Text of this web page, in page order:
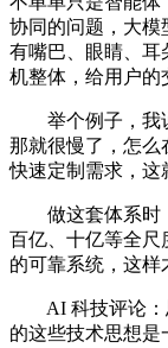
协同的问题，大模
有嘴巴、眼睛、耳
机整体，给用户的
举个例子，我说
那就很慢了，怎么
快速定制需求，这
做这套体系时，
百亿、十亿等全尺
的可靠系统，这样
AI 科技评论：
的这些技术思想是